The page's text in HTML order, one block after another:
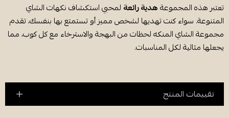
تعتبر هذه المجموعةهدية رائعة لمحبي استكشاف نكهات الشاي
المتنوعة. سواء كنت تهديها لشخص مميز أو تستمتع بها بنفسك، تقدم
مجموعة الشاي المنكه لحظات من البهجة والاسترخاء مع كل كوب، مما
يجعلها مثالية لكل المناسبات.
تقييمات المنتج